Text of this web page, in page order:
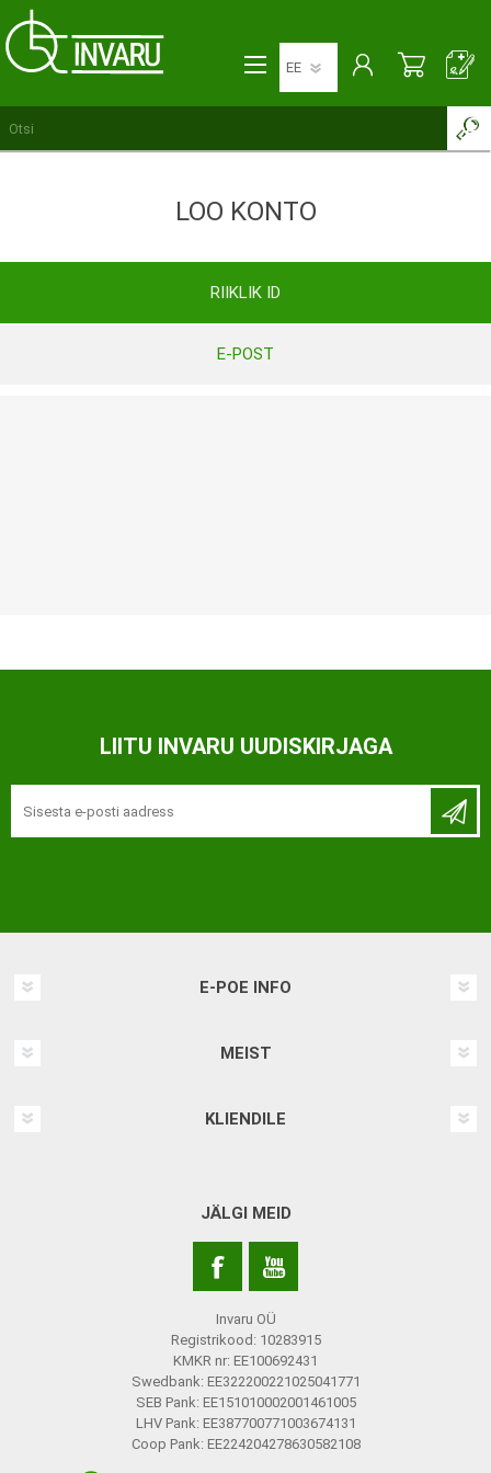
LOO KONTO
RIIKLIK ID
E-POST
LIITU INVARU UUDISKIRJAGA
E-POE INFO
MEIST
KLIENDILE
JÄLGI MEID
Invaru OÜ
Registrikood: 10283915
KMKR nr: EE100692431
Swedbank: EE322200221025041771
SEB Pank: EE151010002001461005
LHV Pank: EE387700771003674131
Coop Pank: EE224204278630582108